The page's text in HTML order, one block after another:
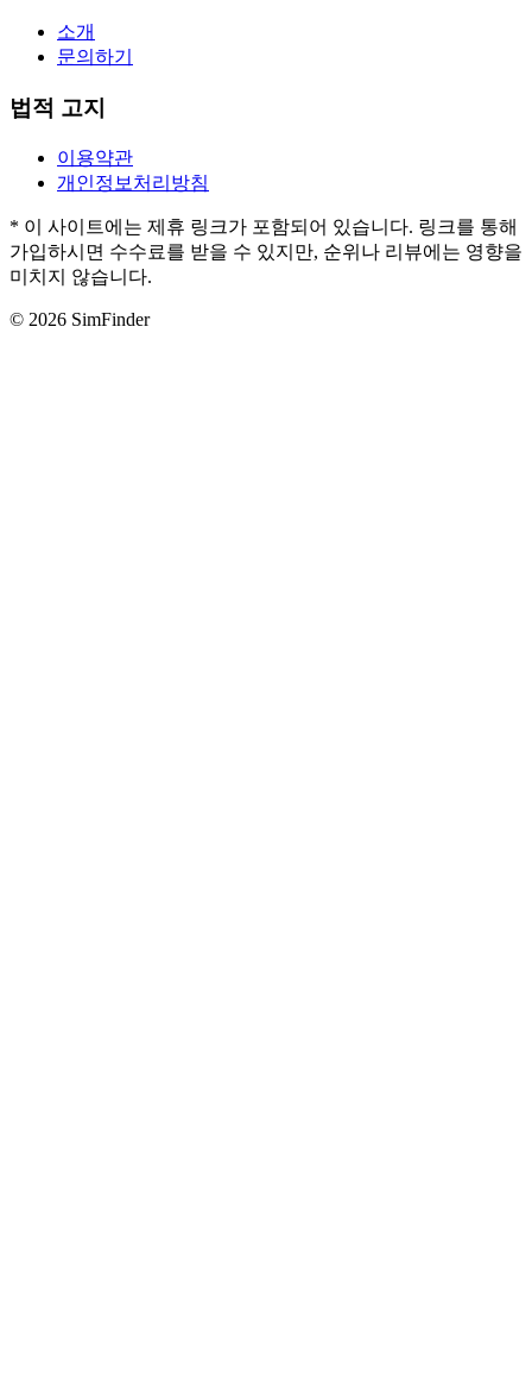
소개
문의하기
법적 고지
이용약관
개인정보처리방침
* 이 사이트에는 제휴 링크가 포함되어 있습니다. 링크를 통해
가입하시면 수수료를 받을 수 있지만, 순위나 리뷰에는 영향을
미치지 않습니다.
© 2026 SimFinder